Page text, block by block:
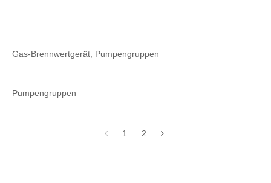
Gas-Brennwertgerät, Pumpengruppen
Pumpengruppen
1 2